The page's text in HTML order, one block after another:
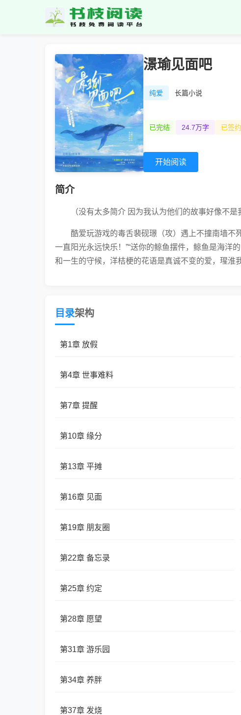
澋瑜见面吧
纯爱 长篇小说
已完结 24.7万字 已签约
开始阅读
简介
（没有太多简介 因为我认为他们的故事好像不
酷爱玩游戏的毒舌裴砚璟（攻）遇上不撞南墙不
一直阳光永远快乐！”“送你的鲸鱼摆件，鲸鱼是海洋
和一生的守候，洋桔梗的花语是真诚不变的爱，瑆淮
目录架构
第1章 放假
第4章 世事难料
第7章 提醒
第10章 缘分
第13章 平摊
第16章 见面
第19章 朋友圈
第22章 备忘录
第25章 约定
第28章 愿望
第31章 游乐园
第34章 养胖
第37章 发烧